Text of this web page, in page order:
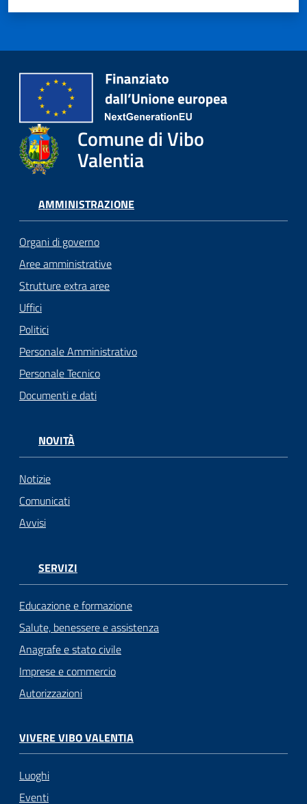
Comune di Vibo
Valentia
AMMINISTRAZIONE
Organi di governo
Aree amministrative
Strutture extra aree
Uffici
Politici
Personale Amministrativo
Personale Tecnico
Documenti e dati
NOVITÀ
Notizie
Comunicati
Avvisi
SERVIZI
Educazione e formazione
Salute, benessere e assistenza
Anagrafe e stato civile
Imprese e commercio
Autorizzazioni
VIVERE VIBO VALENTIA
Luoghi
Eventi